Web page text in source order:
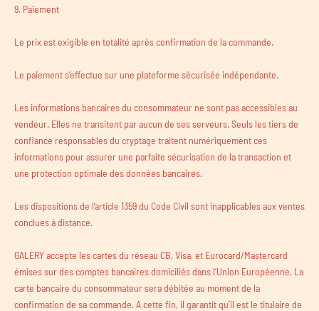
9. Paiement
Le prix est exigible en totalité après confirmation de la commande.
Le paiement s’effectue sur une plateforme sécurisée indépendante.
Les informations bancaires du consommateur ne sont pas accessibles au
vendeur. Elles ne transitent par aucun de ses serveurs. Seuls les tiers de
confiance responsables du cryptage traitent numériquement ces
informations pour assurer une parfaite sécurisation de la transaction et
une protection optimale des données bancaires.
Les dispositions de l’article 1359 du Code Civil sont inapplicables aux ventes
conclues à distance.
GALERY accepte les cartes du réseau CB, Visa, et Eurocard/Mastercard
émises sur des comptes bancaires domiciliés dans l’Union Européenne. La
carte bancaire du consommateur sera débitée au moment de la
confirmation de sa commande. A cette fin, il garantit qu’il est le titulaire de